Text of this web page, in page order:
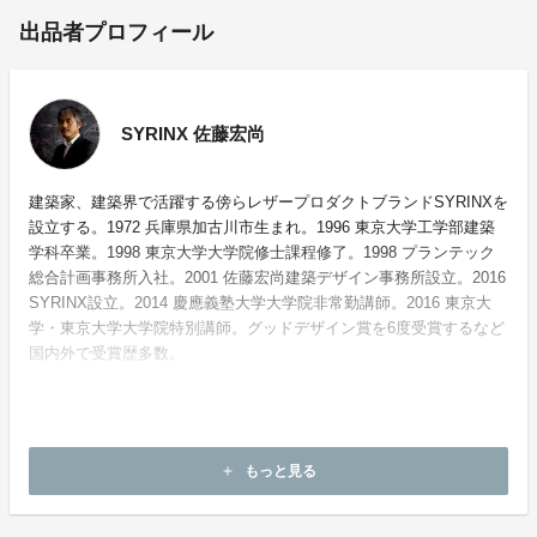
出品者プロフィール
SYRINX 佐藤宏尚
建築家、建築界で活躍する傍らレザープロダクトブランドSYRINXを
設立する。1972 兵庫県加古川市生まれ。1996 東京大学工学部建築
学科卒業。1998 東京大学大学院修士課程修了。1998 プランテック
総合計画事務所入社。2001 佐藤宏尚建築デザイン事務所設立。2016
SYRINX設立。2014 慶應義塾大学大学院非常勤講師。2016 東京大
学・東京大学大学院特別講師。グッドデザイン賞を6度受賞するなど
国内外で受賞歴多数。
add もっと見る